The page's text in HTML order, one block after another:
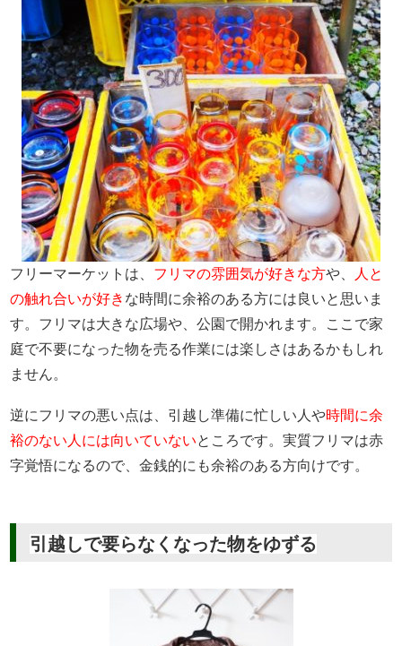
フリーマーケットは、 フリマの雰囲気が好きな方や、
人と
の触れ合いが好き な時間に余裕のある方には良いと思いま
す。フリマは大きな広場や、公園で開かれます。ここで家
庭で不要になった物を売る作業には楽しさはあるかもしれ
ません。
逆にフリマの悪い点は、引越し準備に忙しい人や時間に余
裕のない人には向いていないところです。実質フリマは赤
字覚悟になるので、金銭的にも余裕のある方向けです。
引越しで要らなくなった物をゆずる